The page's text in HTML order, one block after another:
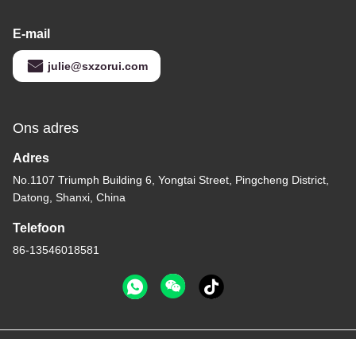
E-mail
julie@sxzorui.com
Ons adres
Adres
No.1107 Triumph Building 6, Yongtai Street, Pingcheng District,
Datong, Shanxi, China
Telefoon
86-13546018581